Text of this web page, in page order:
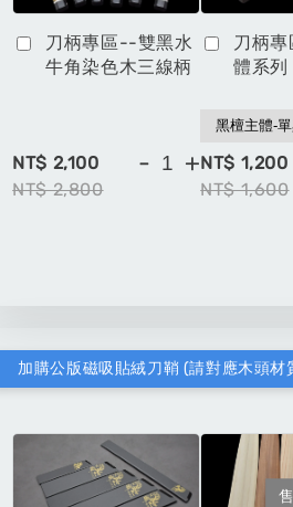
刀柄專區--雙黑水
牛角染色木三線柄
NT$ 2,100
NT$ 2,800
- +
刀柄
體系列
NT$ 1,200
NT$ 1,600
加購公版磁吸貼絨刀鞘 (請對應木頭材